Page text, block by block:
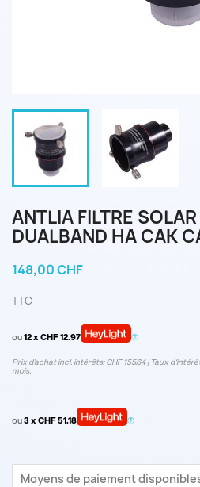
ANTLIA FILTRE
DUALBAND HA CAK
148,00 CHF
TTC
ou12 x CHF 12.97
Prix d’achat incl. intérêts: CHF 155.64 | Taux
mois.
ou3 x CHF 51.18
Moyens de paiement